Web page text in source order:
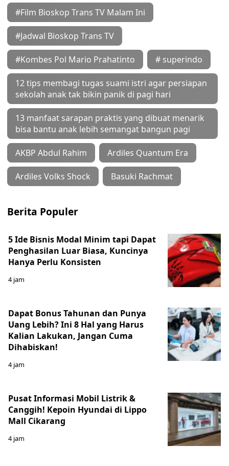
#Film Bioskop Trans TV Malam Ini
#Jadwal Bioskop Trans TV
#Kombes Pol Mario Prahatinto # superindo
12 tips membagi tugas suami istri agar persiapan
sekolah anak tak bikin panik di pagi hari
13 manfaat sarapan praktis yang dibuat menarik
bisa bantu anak lebih semangat bangun pagi
AKBP Abdul Rahim Ardiles Quantum Era
Ardiles Volks Shock Basuki Rachmat
Berita Populer
5 Ide Bisnis Modal Minim tapi Dapat
Penghasilan Luar Biasa, Kuncinya
Hanya Perlu Konsisten
4 jam
Dapat Bonus Tahunan dan Punya
Uang Lebih? Ini 8 Hal yang Harus
Kalian Lakukan, Jangan Cuma
Dihabiskan!
4 jam
Pusat Informasi Mobil Listrik &
Canggih! Kepoin Hyundai di Lippo
Mall Cikarang
4 jam